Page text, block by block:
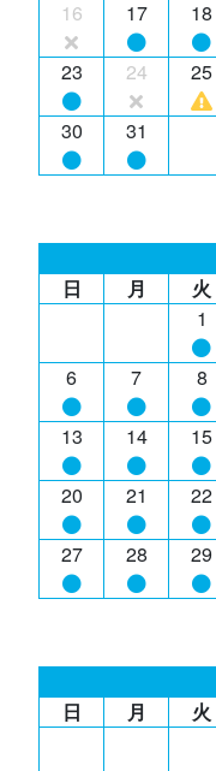
16 17 18
23 24 25
30 31
日
月 火
1
6 7 8
13 14 15
20 21 22
27 28 29
日
月 火